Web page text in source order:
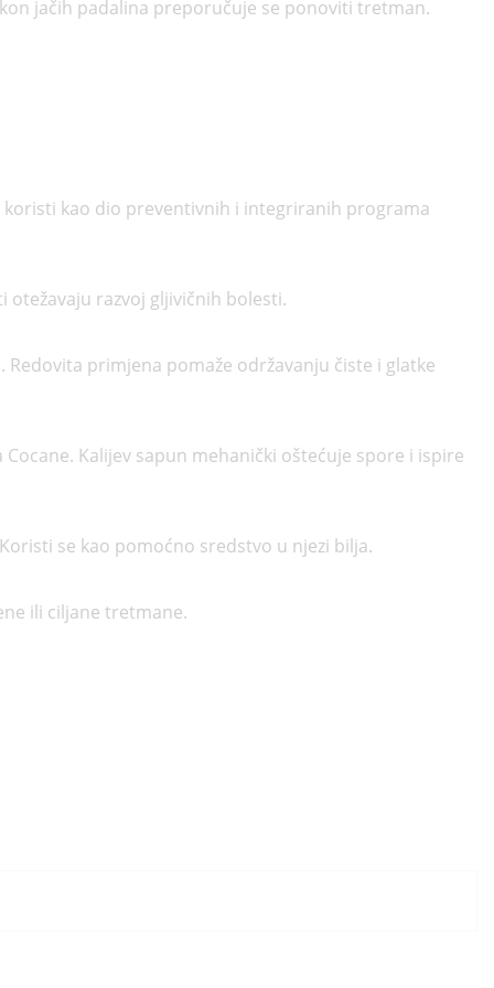
jačih padalina preporučuje se ponoviti tretman.
koristi kao dio preventivnih i integriranih programa
otežavaju razvoj gljivičnih bolesti.
primjena pomaže održavanju čiste i glatke
Kalijev sapun mehanički oštećuje spore i ispire
se kao pomoćno sredstvo u njezi bilja.
ili ciljane tretmane.